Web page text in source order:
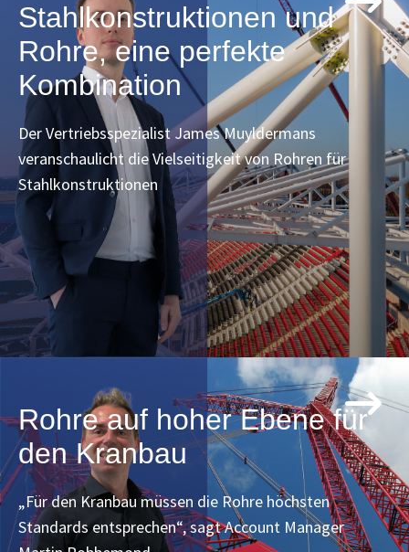
Stahlkonstruktionen und
Rohre, eine perfekte
Kombination
Der Vertriebsspezialist James Muyldermans
veranschaulicht die Vielseitigkeit von Rohren für
Stahlkonstruktionen
Rohre auf hoher Ebene für
den Kranbau
„Für den Kranbau müssen die Rohre höchsten
Standards entsprechen“, sagt Account Manager